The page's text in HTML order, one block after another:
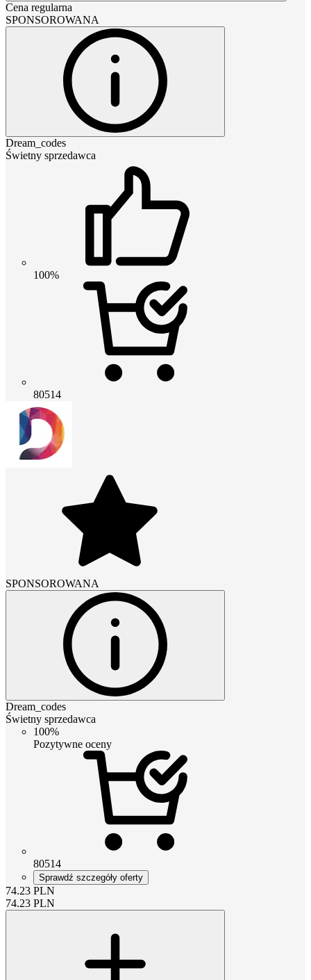
Cena regularna
SPONSOROWANA
Dream_codes
Świetny sprzedawca
100%
80514
SPONSOROWANA
Dream_codes
Świetny sprzedawca
100%
Pozytywne oceny
80514
Sprawdź szczegóły oferty
74.23 PLN
74.23 PLN